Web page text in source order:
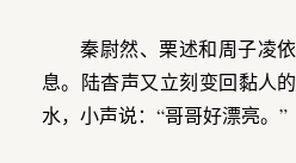
秦尉然、栗述和周子凌
息。陆杳声又立刻变回黏人
水，小声说：“哥哥好漂亮。”